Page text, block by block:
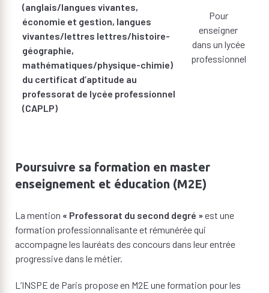
(anglais/langues vivantes,
économie et gestion, langues
vivantes/lettres lettres/histoire-
géographie,
mathématiques/physique-chimie)
du certificat d’aptitude au
professorat de lycée professionnel
(CAPLP)
Pour
enseigner
dans un lycée
professionnel
Poursuivre sa formation en master
enseignement et éducation (M2E)
La mention « Professorat du second degré »est une
formation professionnalisante et rémunérée qui
accompagne les lauréats des concours dans leur entrée
progressive dans le métier.
L’INSPE de Paris propose en M2E une formation pour les